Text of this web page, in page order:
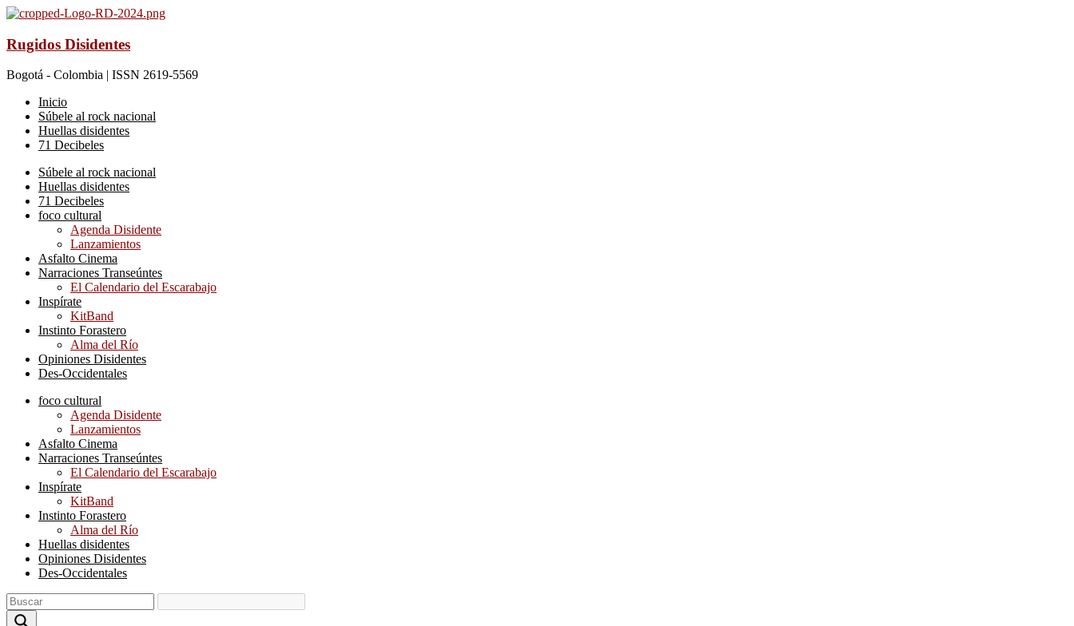
Rugidos Disidentes
Bogotá - Colombia | ISSN 2619-5569
Inicio
Súbele al rock nacional
Huellas disidentes
71 Decibeles
Súbele al rock nacional
Huellas disidentes
71 Decibeles
foco cultural
Agenda Disidente
Lanzamientos
Asfalto Cinema
Narraciones Transeúntes
El Calendario del Escarabajo
Inspírate
KitBand
Instinto Forastero
Alma del Río
Opiniones Disidentes
Des-Occidentales
foco cultural
Agenda Disidente
Lanzamientos
Asfalto Cinema
Narraciones Transeúntes
El Calendario del Escarabajo
Inspírate
KitBand
Instinto Forastero
Alma del Río
Huellas disidentes
Opiniones Disidentes
Des-Occidentales